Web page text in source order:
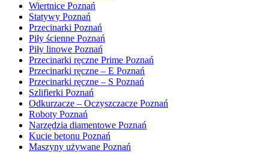
Wiertnice Poznań
Statywy Poznań
Przecinarki Poznań
Piły ścienne Poznań
Piły linowe Poznań
Przecinarki ręczne Prime Poznań
Przecinarki ręczne – E Poznań
Przecinarki ręczne – S Poznań
Szlifierki Poznań
Odkurzacze – Oczyszczacze Poznań
Roboty Poznań
Narzędzia diamentowe Poznań
Kucie betonu Poznań
Maszyny używane Poznań